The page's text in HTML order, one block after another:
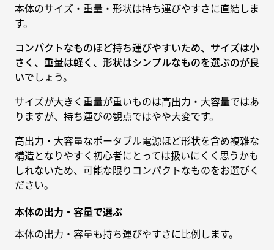
本体のサイズ・重量・形状は持ち運びやすさに直結しま
す。
コンパクトなものほど持ち運びやすいため、サイズは小
さく、重量は軽く、形状はシンプルなものを選ぶのが良
いでしょう。
サイズが大きく重量が重いものは高出力・大容量ではあ
りますが、持ち運びの観点ではやや大変です。
高出力・大容量なポータブル電源ほど形状を含め複雑な
構造となりやすく初心者にとっては扱いにくく思うかも
しれないため、可能な限りコンパクトなものをお選びく
ださい。
本体の出力・容量で選ぶ
本体の出力・容量も持ち運びやすさに比例します。